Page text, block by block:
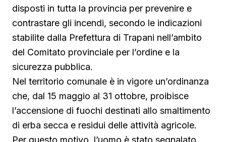
disposti in tutta la provincia per prevenire e
contrastare gli incendi, secondo le indicazioni
stabilite dalla Prefettura di Trapani nell’ambito
del Comitato provinciale per l’ordine e la
sicurezza pubblica.
Nel territorio comunale è in vigore un’ordinanza
che, dal 15 maggio al 31 ottobre, proibisce
l’accensione di fuochi destinati allo smaltimento
di erba secca e residui delle attività agricole.